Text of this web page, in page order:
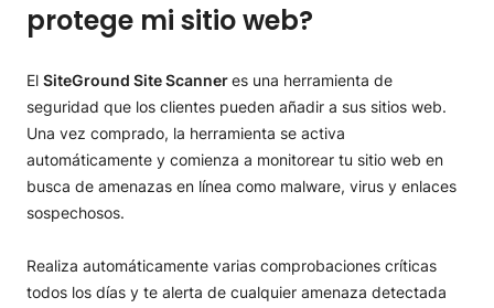
protege mi sitio web?
El SiteGround Site Scanneres una herramienta de
seguridad que los clientes pueden añadir a sus sitios web.
Una vez comprado, la herramienta se activa
automáticamente y comienza a monitorear tu sitio web en
busca de amenazas en línea como malware, virus y enlaces
sospechosos.
Realiza automáticamente varias comprobaciones críticas
todos los días y te alerta de cualquier amenaza detectada